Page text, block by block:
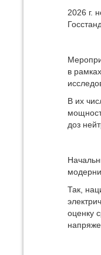
2026 г.
в
В их
доз
Так,
оценку